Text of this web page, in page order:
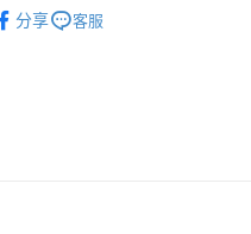
三、聲明條款
「AFTEE先享後付」(下稱本服務)乃由
分享 客服